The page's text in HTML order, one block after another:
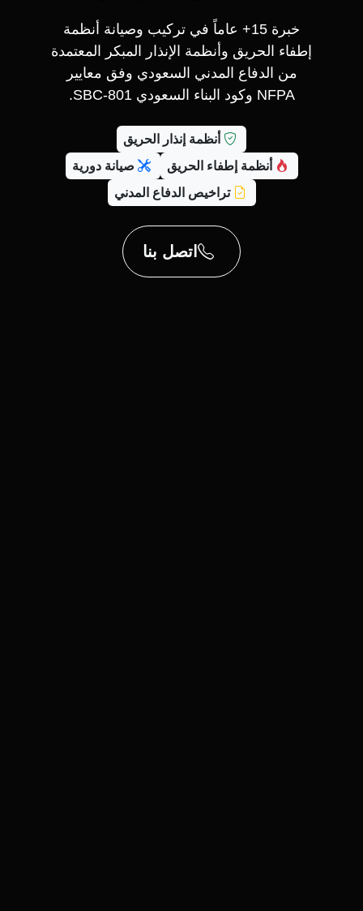
خبرة 15+ عاماً في تركيب وصيانة أنظمة
إطفاء الحريق وأنظمة الإنذار المبكر المعتمدة
من الدفاع المدني السعودي وفق معايير
NFPA وكود البناء السعودي SBC-801.
أنظمة إنذار الحريق
أنظمة إطفاء الحريق
صيانة دورية
تراخيص الدفاع المدني
اتصل بنا